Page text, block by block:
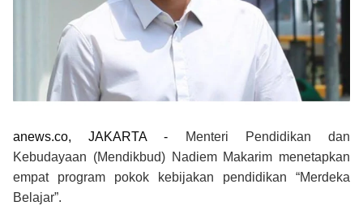
anews.co, JAKARTA -
Menteri Pendidikan dan
Kebudayaan (Mendikbud) Nadiem Makarim menetapkan
empat program pokok kebijakan pendidikan “Merdeka
Belajar”.